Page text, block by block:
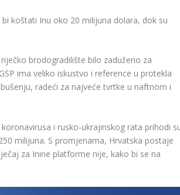
koštati Inu oko 20 milijuna dolara, dok su
brodogradilište bilo zaduženo za
ima veliko iskustvo i reference u protekla
radeći za najveće tvrtke u naftnom i
i rusko-ukrajinskog rata prihodi
milijuna. S promjenama, Hrvatska postaje
za Inine platforme nije, kako bi se na